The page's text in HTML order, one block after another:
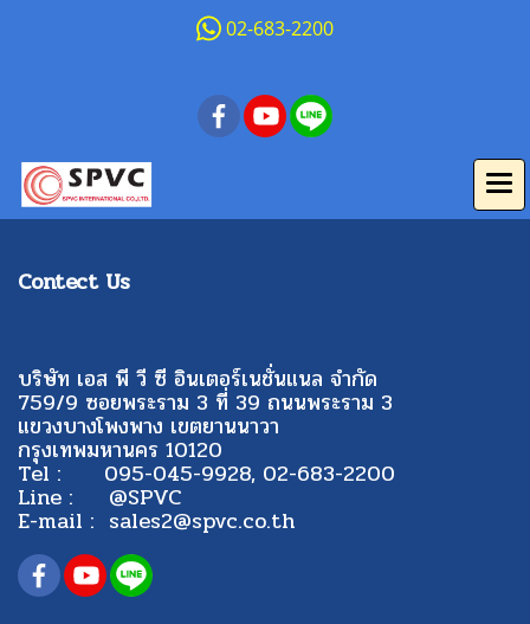
02-683-2200
Contect Us
บริษัท เอส พี วี ซี อินเตอร์เนชั่นแนล จำกัด
759/9 ซอยพระราม 3 ที่ 39 ถนนพระราม 3
แขวงบางโพงพาง เขตยานนาวา
กรุงเทพมหานคร 10120
Tel : 095-045-9928, 02-683-2200
Line : @SPVC
E-mail : sales2@spvc.co.th